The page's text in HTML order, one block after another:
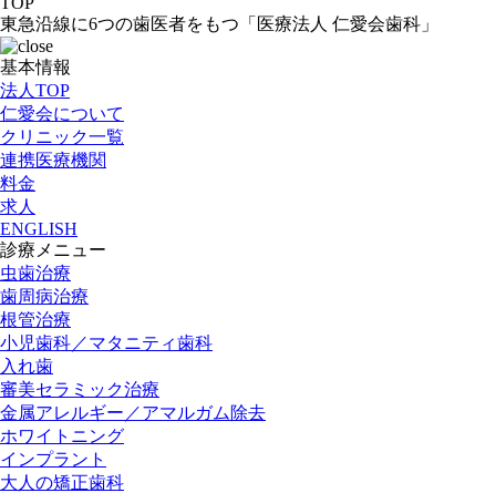
東急沿線に6つの歯医者をもつ「医療法人 仁愛会歯科」
基本情報
法人TOP
仁愛会について
クリニック一覧
連携医療機関
料金
求人
ENGLISH
診療メニュー
虫歯治療
歯周病治療
根管治療
小児歯科／マタニティ歯科
入れ歯
審美セラミック治療
金属アレルギー／アマルガム除去
ホワイトニング
インプラント
大人の矯正歯科